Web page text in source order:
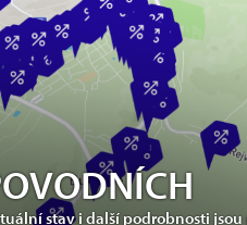
stav i další podrobnosti